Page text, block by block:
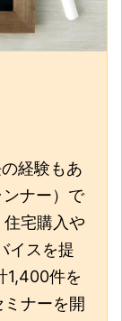
経験もあ
ナー）で
宅購入や
イスを提
1,400件を
ナーを開